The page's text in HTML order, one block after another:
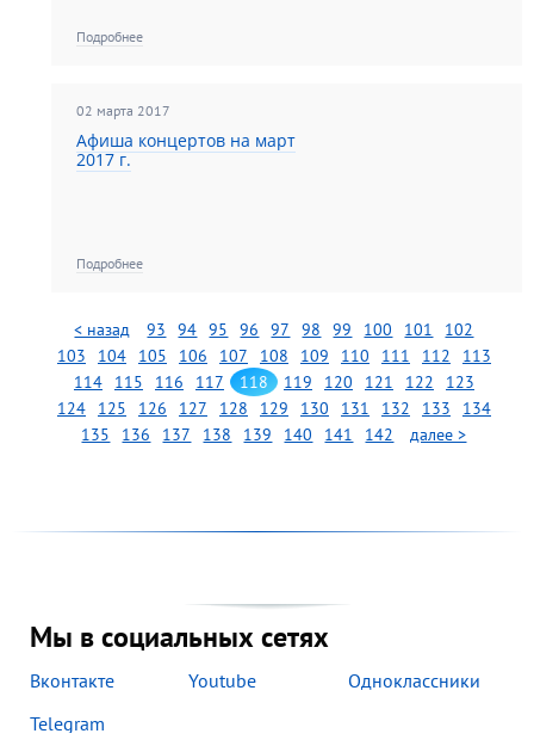
Подробнее
02 марта 2017
Афиша концертов на март
2017 г.
Подробнее
< назад 93 94 95 96 97 98 99 100 101
102
103
104 105 106 107 108 109 110 111 112
113
114
115 116 117 118 119 120 121 122
123
124
125 126 127 128 129 130 131 132 133
134
135
136 137 138 139 140 141 142 далее >
Мы в социальных сетях
Вконтакте Youtube
Одноклассники
Telegram